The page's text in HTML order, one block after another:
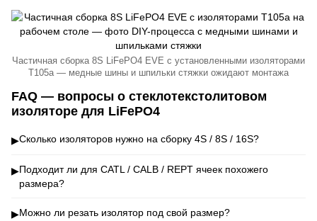
Частичная сборка 8S LiFePO4 EVE с установленными изоляторами
T105a — медные шины и шпильки стяжки ожидают монтажа
FAQ — вопросы о стеклотекстолитовом
изоляторе для LiFePO4
▶Сколько изоляторов нужно на сборку 4S / 8S / 16S?
▶Подходит ли для CATL / CALB / REPT ячеек похожего
размера?
▶Можно ли резать изолятор под свой размер?